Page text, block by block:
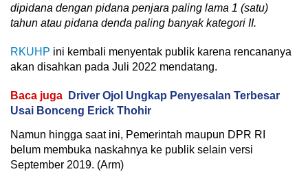
dipidana dengan pidana penjara paling lama 1 (satu)
tahun atau pidana denda paling banyak kategori II.
RKUHP ini kembali menyentak publik karena rencananya
akan disahkan pada Juli 2022 mendatang.
Baca juga
Driver Ojol Ungkap Penyesalan Terbesar
Usai Bonceng Erick Thohir
Namun hingga saat ini, Pemerintah maupun DPR RI
belum membuka naskahnya ke publik selain versi
September 2019. (Arm)